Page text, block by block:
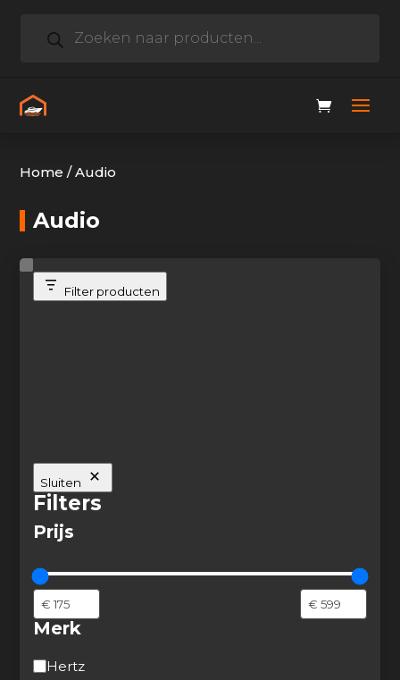
zoeken
Home /Audio
Audio
Filter producten
Sluiten
Filters
Prijs
Merk
Merk
Hertz